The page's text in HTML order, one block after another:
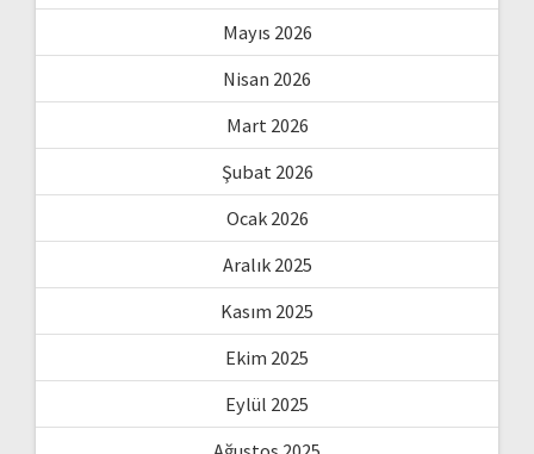
Mayıs 2026
Nisan 2026
Mart 2026
Şubat 2026
Ocak 2026
Aralık 2025
Kasım 2025
Ekim 2025
Eylül 2025